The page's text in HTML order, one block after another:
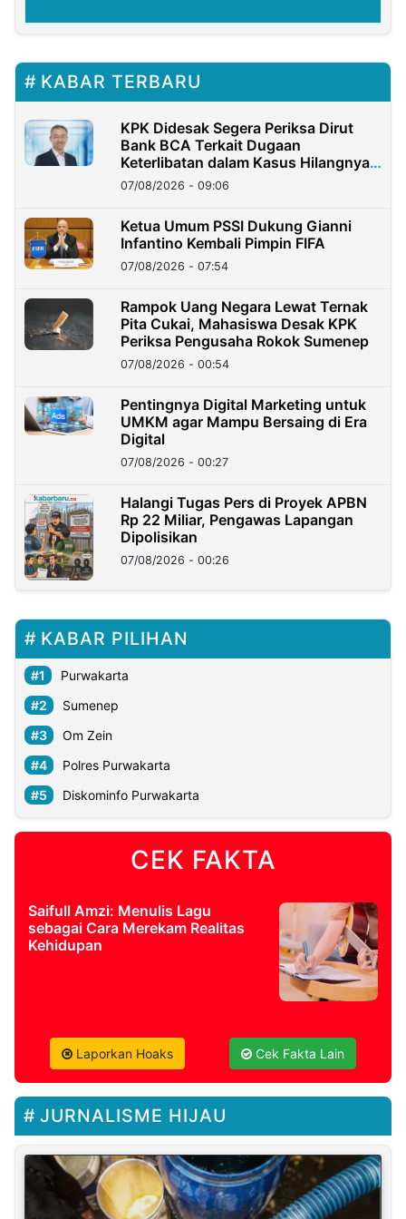
KABAR TERBARU
KPK Didesak Segera Periksa Dirut
Bank BCA Terkait Dugaan
Keterlibatan dalam Kasus Hilangnya
Dana Nasabah Rp2,58 Miliar
07/08/2026 - 09:06
Ketua Umum PSSI Dukung Gianni
Infantino Kembali Pimpin FIFA
07/08/2026 - 07:54
Rampok Uang Negara Lewat Ternak
Pita Cukai, Mahasiswa Desak KPK
Periksa Pengusaha Rokok Sumenep
07/08/2026 - 00:54
Pentingnya Digital Marketing untuk
UMKM agar Mampu Bersaing di Era
Digital
07/08/2026 - 00:27
Halangi Tugas Pers di Proyek APBN
Rp 22 Miliar, Pengawas Lapangan
Dipolisikan
07/08/2026 - 00:26
KABAR PILIHAN
Purwakarta
Sumenep
Om Zein
Polres Purwakarta
Diskominfo Purwakarta
CEK FAKTA
Saifull Amzi: Menulis Lagu
sebagai Cara Merekam Realitas
Kehidupan
Laporkan Hoaks Cek Fakta Lain
JURNALISME HIJAU